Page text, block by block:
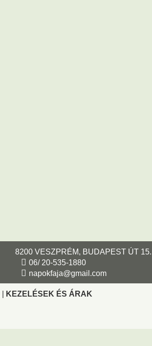
8200 VESZPRÉM, BUDAPEST ÚT
06/ 20-535-1880
napokfaja@gmail.com
| KEZELÉSEK ÉS ÁRAK